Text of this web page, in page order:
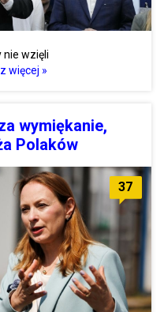
nie wzięli
więcej »
wymiękanie,
Polaków
37